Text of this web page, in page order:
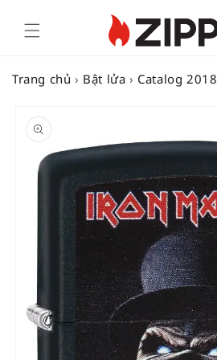
Trang chủ › Bật lửa › Catalog 2018
PRODUCT
INFORMATION